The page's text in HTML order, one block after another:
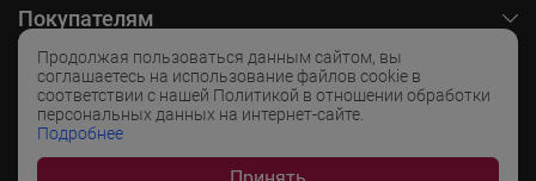
Продолжая пользоваться данным сайтом, вы
соглашаетесь на использование файлов cookie в
соответствии с нашей Политикой в отношении обработки
персональных данных на интернет-сайте.
Подробнее
Покупателям
O LADOGA Wine
Интересные разделы